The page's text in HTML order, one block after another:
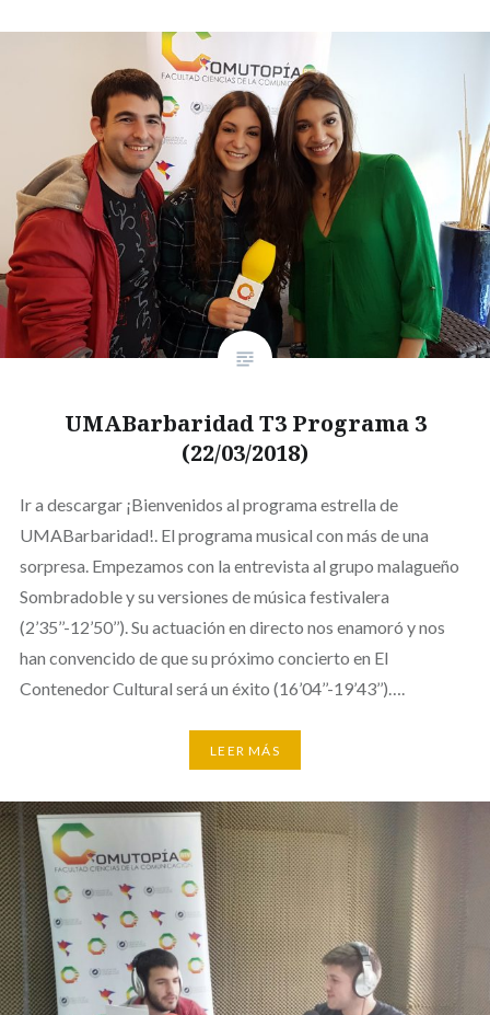
UMABarbaridad T3 Programa 3
(22/03/2018)
Ir a descargar ¡Bienvenidos al programa estrella de
UMABarbaridad!. El programa musical con más de una
sorpresa. Empezamos con la entrevista al grupo malagueño
Sombradoble y su versiones de música festivalera
(2’35’’-12’50’’). Su actuación en directo nos enamoró y nos
han convencido de que su próximo concierto en El
Contenedor Cultural será un éxito (16’04’’-19’43’’)….
LEER MÁS